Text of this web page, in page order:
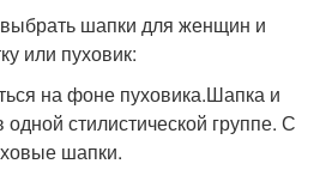
шапки для женщин и
или пуховик:
на фоне пуховика.Шапка и
стилистической группе. С
шапки.